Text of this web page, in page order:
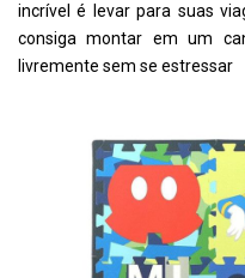
incrível é levar para suas
consiga montar em um
livremente sem se estressar